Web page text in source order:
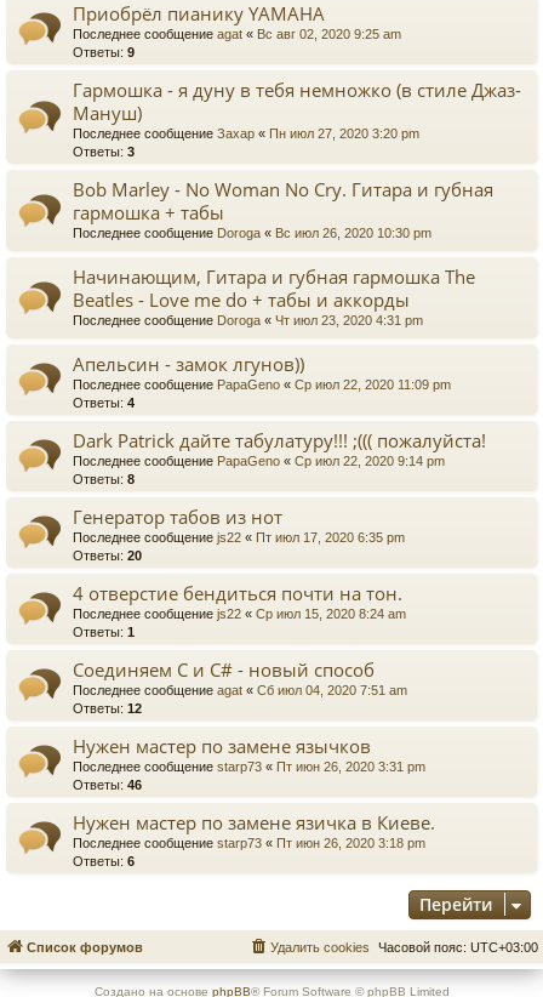
Приобрёл пианику YAMAHA
Последнее сообщение agat « Вс авг 02, 2020 9:25 am
Ответы: 9
Гармошка - я дуну в тебя немножко (в стиле Джаз-
Мануш)
Последнее сообщение Захар « Пн июл 27, 2020 3:20 pm
Ответы: 3
Bob Marley - No Woman No Cry. Гитара и губная
гармошка + табы
Последнее сообщение Doroga « Вс июл 26, 2020 10:30 pm
Начинающим, Гитара и губная гармошка The
Beatles - Love me do + табы и аккорды
Последнее сообщение Doroga « Чт июл 23, 2020 4:31 pm
Апельсин - замок лгунов))
Последнее сообщение PapaGeno « Ср июл 22, 2020 11:09 pm
Ответы: 4
Dark Patrick дайте табулатуру!!! ;((( пожалуйста!
Последнее сообщение PapaGeno « Ср июл 22, 2020 9:14 pm
Ответы: 8
Генератор табов из нот
Последнее сообщение js22 « Пт июл 17, 2020 6:35 pm
Ответы: 20
4 отверстие бендиться почти на тон.
Последнее сообщение js22 « Ср июл 15, 2020 8:24 am
Ответы: 1
Cоединяем С и С# - новый способ
Последнее сообщение agat « Сб июл 04, 2020 7:51 am
Ответы: 12
Нужен мастер по замене язычков
Последнее сообщение starp73 « Пт июн 26, 2020 3:31 pm
Ответы: 46
Нужен мастер по замене язичка в Киеве.
Последнее сообщение starp73 « Пт июн 26, 2020 3:18 pm
Ответы: 6
Перейти
Список форумов Часовой пояс: UTC+03:00
Удалить cookies
Создано на основе phpBB® Forum Software © phpBB Limited